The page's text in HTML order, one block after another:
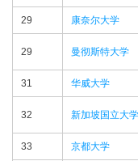
29 康奈尔大学
29 曼彻斯特大学
31 华威大学
32 新加坡国立大学
33 京都大学